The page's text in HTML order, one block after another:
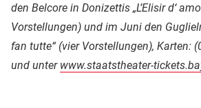
den Belcore in Donizettis „L’Elisir d‘
Vorstellungen) und im Juni den
fan tutte“ (vier Vorstellungen), Karten:
und unter www.staatstheater-